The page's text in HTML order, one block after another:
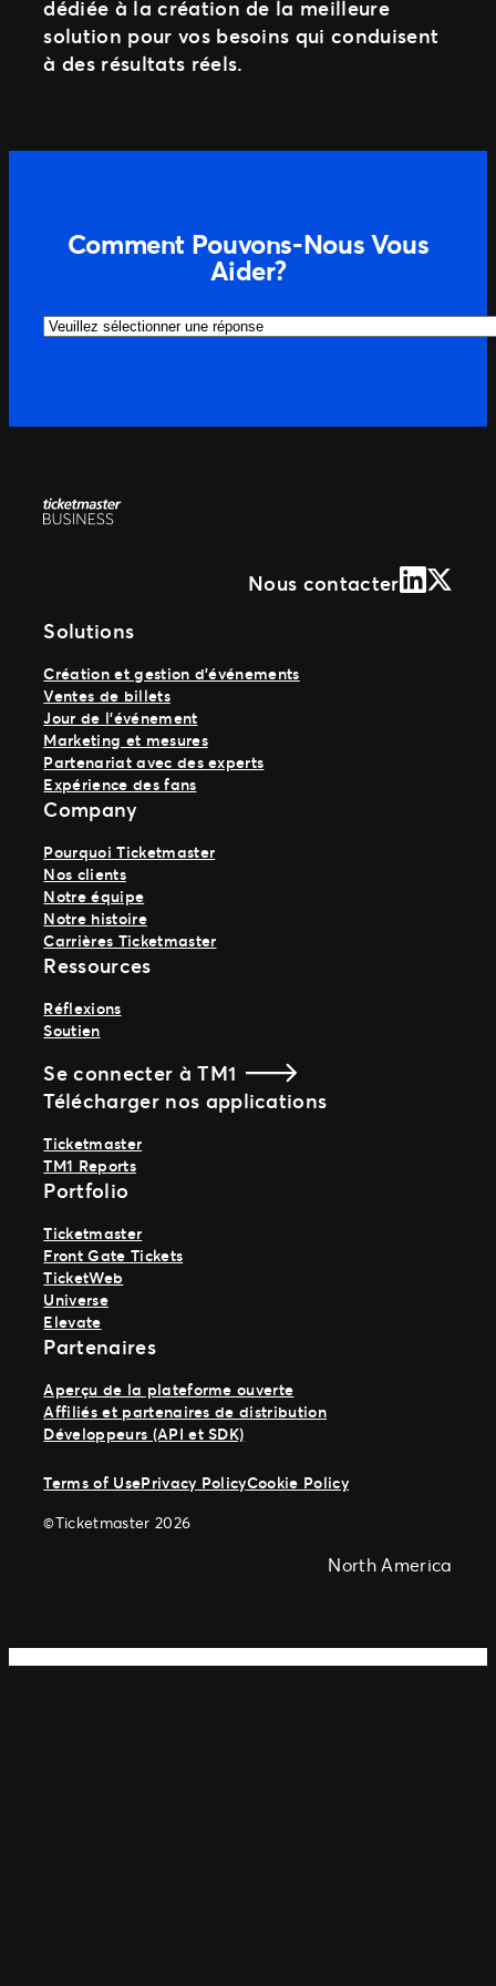
Nexus
dédiée à la création de la meilleure
solution pour vos besoins qui conduisent
à des résultats réels.
Comment Pouvons-Nous Vous
Aider?
Nous contacterLinkedIn
X
Solutions
Création et gestion d’événements
Ventes de billets
Jour de l’événement
Marketing et mesures
Partenariat avec des experts
Expérience des fans
Company
Pourquoi Ticketmaster
Nos clients
Notre équipe
Notre histoire
Carrières Ticketmaster
Ressources
Réflexions
Soutien
Se connecter à TM1
Télécharger nos applications
Ticketmaster
TM1 Reports
Portfolio
Ticketmaster
Front Gate Tickets
TicketWeb
Universe
Elevate
Partenaires
Aperçu de la plateforme ouverte
Affiliés et partenaires de distribution
Développeurs (API et SDK)
Terms of UsePrivacy PolicyCookie Policy
©Ticketmaster 2026
North America